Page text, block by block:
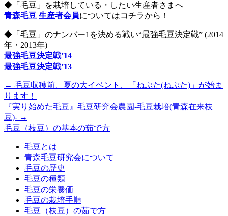
◆「毛豆」を栽培している・したい生産者さまへ
青森毛豆 生産者会員についてはコチラから！
◆「毛豆」のナンバー1を決める戦い“最強毛豆決定戦” (2014
年・2013年)
最強毛豆決定戦’14
最強毛豆決定戦’13
← 毛豆収穫前、夏の大イベント、「ねぶた(ねぷた)」が始ま
ります！
『実り始めた毛豆』毛豆研究会農園-毛豆栽培(青森在来枝
豆)- →
毛豆（枝豆）の基本の茹で方
毛豆とは
青森毛豆研究会について
毛豆の歴史
毛豆の種類
毛豆の栄養価
毛豆の栽培手順
毛豆（枝豆）の茹で方